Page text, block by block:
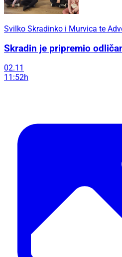
Svilko Skradinko i Murvica te
Skradin je pripremio
02.11
11:52h